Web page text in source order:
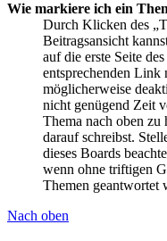
Wie markiere ich ein
Durch Klicken des
Beitragsansicht
auf die erste Seite
entsprechenden Link
möglicherweise
nicht genügend Zeit
Thema nach oben
darauf schreibst.
dieses Boards
wenn ohne triftigen
Themen geantwortet
Nach oben